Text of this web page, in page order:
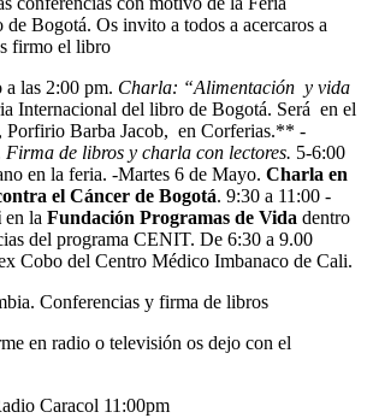
Bogotá. Os invito a todos a acercaros a
firmo el libro
las 2:00 pm. Charla: “Alimentación y vida
Internacional del libro de Bogotá. Será en el
Porfirio Barba Jacob, en Corferias.** -
Firma de libros y charla con lectores. 5-6:00
en la feria. -Martes 6 de Mayo. Charla en
el Cáncer de Bogotá. 9:30 a 11:00 -
en la Fundación Programas de Vida dentro
del programa CENIT. De 6:30 a 9.00
Cobo del Centro Médico Imbanaco de Cali.
en radio o televisión os dejo con el
Caracol 11:00pm